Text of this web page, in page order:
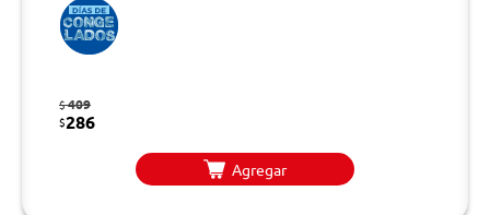
$409
$286
Agregar